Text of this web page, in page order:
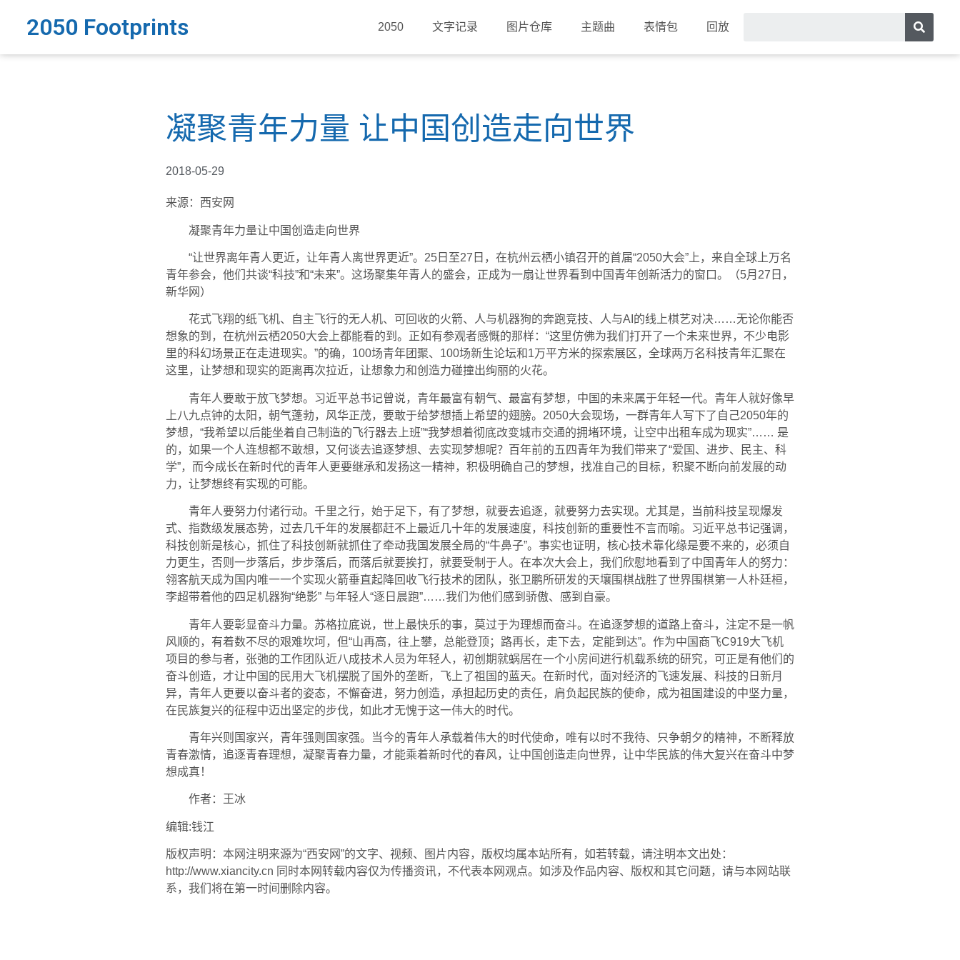
2050 Footprints 2050 文字记录 图片仓库 主题曲 表情包 回放
凝聚青年力量 让中国创造走向世界
2018-05-29
来源：西安网
凝聚青年力量让中国创造走向世界
“让世界离年青人更近，让年青人离世界更近”。25日至27日，在杭州云栖小镇召开的首届“2050大会”上，来自全球上万名
青年参会，他们共谈“科技”和“未来”。这场聚集年青人的盛会，正成为一扇让世界看到中国青年创新活力的窗口。（5月27日，
新华网）
花式飞翔的纸飞机、自主飞行的无人机、可回收的火箭、人与机器狗的奔跑竞技、人与AI的线上棋艺对决……无论你能否
想象的到，在杭州云栖2050大会上都能看的到。正如有参观者感慨的那样：“这里仿佛为我们打开了一个未来世界，不少电影
里的科幻场景正在走进现实。”的确，100场青年团聚、100场新生论坛和1万平方米的探索展区，全球两万名科技青年汇聚在
这里，让梦想和现实的距离再次拉近，让想象力和创造力碰撞出绚丽的火花。
青年人要敢于放飞梦想。
习近平总书记曾说，青年最富有朝气、最富有梦想，中国的未来属于年轻一代。青年人就好像早
上八九点钟的太阳，朝气蓬勃，风华正茂，要敢于给梦想插上希望的翅膀。2050大会现场，一群青年人写下了自己2050年的
梦想，“我希望以后能坐着自己制造的飞行器去上班”“我梦想着彻底改变城市交通的拥堵环境，让空中出租车成为现实”…… 是
的，如果一个人连想都不敢想，又何谈去追逐梦想、去实现梦想呢？百年前的五四青年为我们带来了“爱国、进步、民主、科
学”，而今成长在新时代的青年人更要继承和发扬这一精神，积极明确自己的梦想，找准自己的目标，积聚不断向前发展的动
力，让梦想终有实现的可能。
青年人要努力付诸行动。 千里之行，始于足下，有了梦想，就要去追逐，就要努力去实现。尤其是，当前科技呈现爆发
式、指数级发展态势，过去几千年的发展都赶不上最近几十年的发展速度，科技创新的重要性不言而喻。习近平总书记强调，
科技创新是核心，抓住了科技创新就抓住了牵动我国发展全局的“牛鼻子”。事实也证明，核心技术靠化缘是要不来的，必须自
力更生，否则一步落后，步步落后，而落后就要挨打，就要受制于人。在本次大会上，我们欣慰地看到了中国青年人的努力：
翎客航天成为国内唯一一个实现火箭垂直起降回收飞行技术的团队，张卫鹏所研发的天壤围棋战胜了世界围棋第一人朴廷桓，
李超带着他的四足机器狗“绝影” 与年轻人“逐日晨跑”……我们为他们感到骄傲、感到自豪。
青年人要彰显奋斗力量。 苏格拉底说，世上最快乐的事，莫过于为理想而奋斗。在追逐梦想的道路上奋斗，注定不是一帆
风顺的，有着数不尽的艰难坎坷，但“山再高，往上攀，总能登顶；路再长，走下去，定能到达”。作为中国商飞C919大飞机
项目的参与者，张弛的工作团队近八成技术人员为年轻人，初创期就蜗居在一个小房间进行机载系统的研究，可正是有他们的
奋斗创造，才让中国的民用大飞机摆脱了国外的垄断，飞上了祖国的蓝天。在新时代，面对经济的飞速发展、科技的日新月
异，青年人更要以奋斗者的姿态，不懈奋进，努力创造，承担起历史的责任，肩负起民族的使命，成为祖国建设的中坚力量，
在民族复兴的征程中迈出坚定的步伐，如此才无愧于这一伟大的时代。
青年兴则国家兴，青年强则国家强。当今的青年人承载着伟大的时代使命，唯有以时不我待、只争朝夕的精神，不断释放
青春激情，追逐青春理想，凝聚青春力量，才能乘着新时代的春风，让中国创造走向世界，让中华民族的伟大复兴在奋斗中梦
想成真！
作者：王冰
编辑:钱江
版权声明：本网注明来源为“西安网”的文字、视频、图片内容，版权均属本站所有，如若转载，请注明本文出处：
http://www.xiancity.cn 同时本网转载内容仅为传播资讯，不代表本网观点。如涉及作品内容、版权和其它问题，请与本网站联
系，我们将在第一时间删除内容。